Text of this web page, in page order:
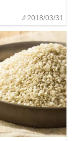
2018/03/31